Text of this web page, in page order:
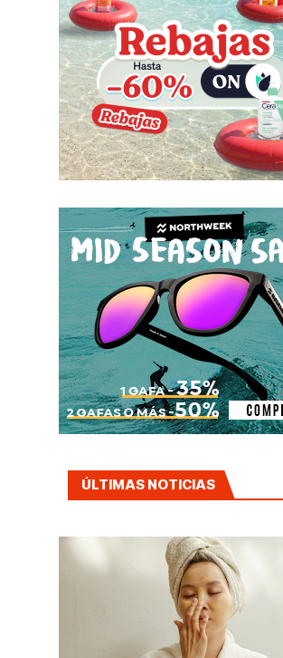
ÚLTIMAS NOTICIAS